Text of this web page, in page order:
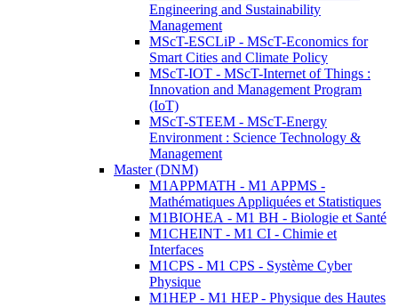
Engineering and Sustainability
Management
MScT-ESCLiP - MScT-Economics for
Smart Cities and Climate Policy
MScT-IOT - MScT-Internet of Things :
Innovation and Management Program
(IoT)
MScT-STEEM - MScT-Energy
Environment : Science Technology &
Management
Master (DNM)
M1APPMATH - M1 APPMS -
Mathématiques Appliquées et Statistiques
M1BIOHEA - M1 BH - Biologie et Santé
M1CHEINT - M1 CI - Chimie et
Interfaces
M1CPS - M1 CPS - Système Cyber
Physique
M1HEP - M1 HEP - Physique des Hautes